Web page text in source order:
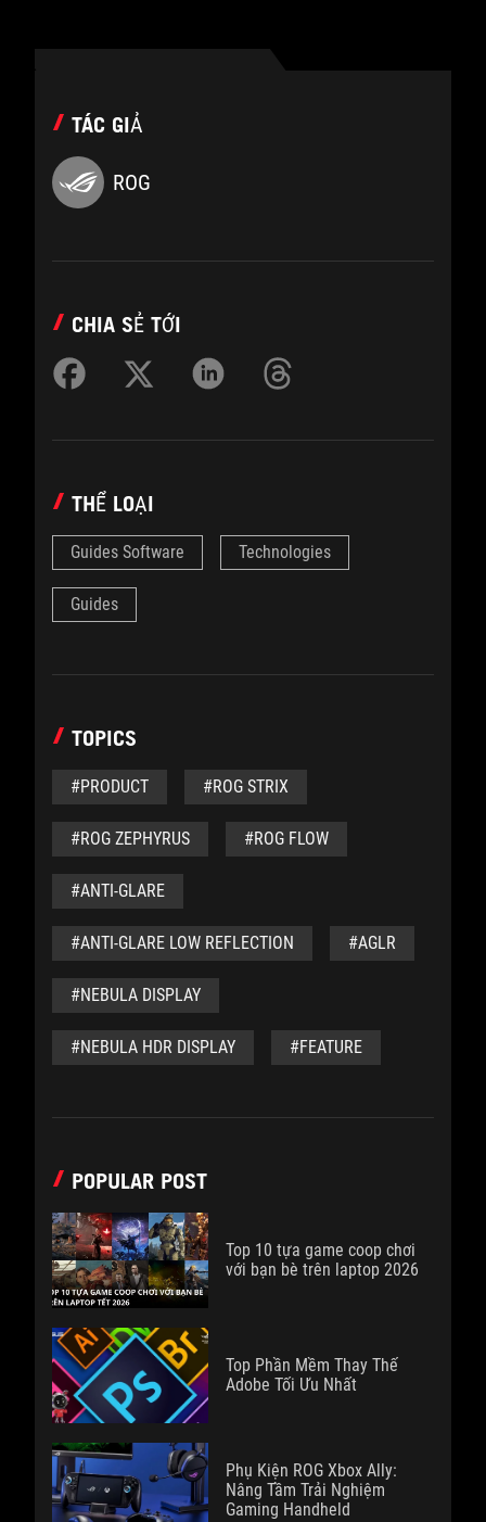
TÁC GIẢ
ROG
CHIA SẺ TỚI
THỂ LOẠI
Guides Software Technologies
Guides
TOPICS
#PRODUCT #ROG STRIX
#ROG ZEPHYRUS #ROG FLOW
#ANTI-GLARE
#ANTI-GLARE LOW REFLECTION #AGLR
#NEBULA DISPLAY
#NEBULA HDR DISPLAY #FEATURE
POPULAR POST
Top 10 tựa game coop chơi
với bạn bè trên laptop 2026
Top Phần Mềm Thay Thế
Adobe Tối Ưu Nhất
Phụ Kiện ROG Xbox Ally:
Nâng Tầm Trải Nghiệm
Gaming Handheld